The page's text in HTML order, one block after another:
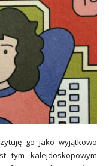
go jako wyjątkowo
tym kalejdoskopowym